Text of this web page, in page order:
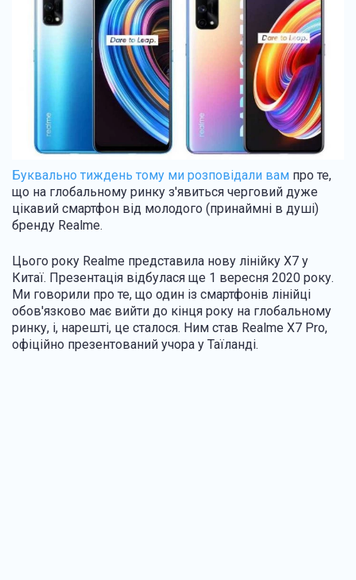
Буквально тиждень тому ми розповідали вам про те,
що на глобальному ринку з'явиться черговий дуже
цікавий смартфон від молодого (принаймні в душі)
бренду Realme.
Цього року Realme представила нову лінійку Х7 у
Китаї. Презентація відбулася ще 1 вересня 2020 року.
Ми говорили про те, що один із смартфонів лінійці
обов'язково має вийти до кінця року на глобальному
ринку, і, нарешті, це сталося. Ним став Realme X7 Pro,
офіційно презентований учора у Таїланді.